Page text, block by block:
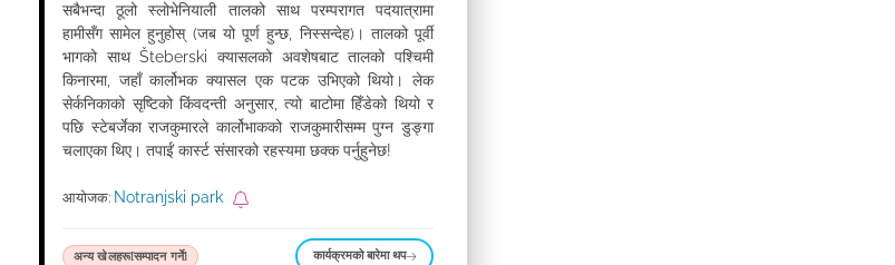
सबैभन्दा ठूलो स्लोभेनियाली तालको साथ परम्परागत पदयात्रामा
हामीसँग सामेल हुनुहोस् (जब यो पूर्ण हुन्छ, निस्सन्देह)। तालको पूर्वी
भागको साथ Šteberski क्यासलको अवशेषबाट तालको पश्चिमी
किनारमा, जहाँ कार्लोभक क्यासल एक पटक उभिएको थियो। लेक
सेर्कनिकाको सृष्टिको किंवदन्ती अनुसार, त्यो बाटोमा हिँडेको थियो र
पछि स्टेबर्जेका राजकुमारले कार्लोभाकको राजकुमारीसम्म पुग्न डुङ्गा
चलाएका थिए। तपाईं कार्स्ट संसारको रहस्यमा छक्क पर्नुहुनेछ!
आयोजक: Notranjski park
अन्य खेलहरू[सम्पादन गर्ने] कार्यक्रमको बारेमा थप